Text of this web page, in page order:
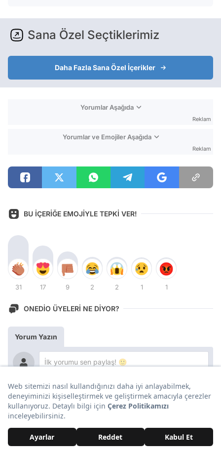
Sana Özel Seçtiklerimiz
Daha Fazla Sana Özel İçerikler
Yorumlar Aşağıda
Reklam
Yorumlar ve Emojiler Aşağıda
Reklam
BU İÇERİĞE EMOJİYLE TEPKİ VER!
31 17 9 2 2 1 1
ONEDİO ÜYELERİ NE DİYOR?
Yorum Yazın
En Yeni İçerikler!
İstanbul'da Bu Hafta Sonu Kaçırmamanız Gereken